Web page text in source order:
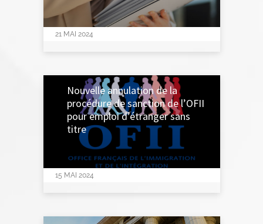
21 MAI 2024
15 MAI 2024
Nouvelle annulation de la
procédure de sanction de l’OFII
pour emploi d’étranger sans
titre